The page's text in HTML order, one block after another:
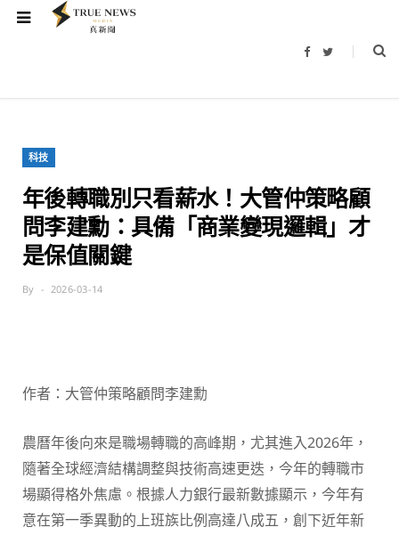
F
b
T
t
科技
年後轉職別只看薪水！大管仲策略顧
問李建勳：具備「商業變現邏輯」才
是保值關鍵
By 2026-03-14
作者：大管仲策略顧問李建勳
農曆年後向來是職場轉職的高峰期，尤其進入2026年，
隨著全球經濟結構調整與技術高速更迭，今年的轉職市
場顯得格外焦慮。根據人力銀行最新數據顯示，今年有
意在第一季異動的上班族比例高達八成五，創下近年新